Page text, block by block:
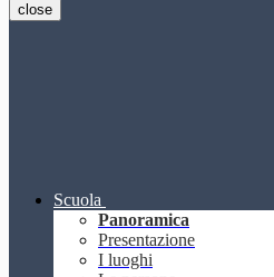
close
Scuola
Panoramica
Presentazione
I luoghi